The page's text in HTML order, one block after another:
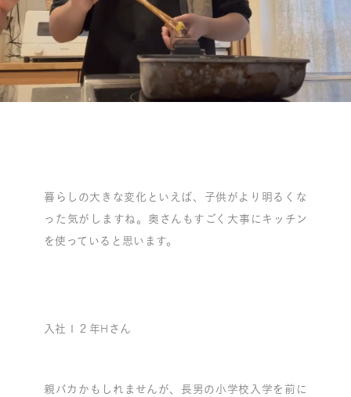
暮らしの大きな変化といえば、子供がより明るくな
った気がしますね。奥さんもすごく大事にキッチン
を使っていると思います。
入社１２年Hさん
親バカかもしれませんが、長男の小学校入学を前に